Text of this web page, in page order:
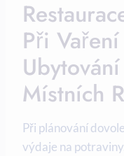
Při
Místních
Při plánování
výdaje na